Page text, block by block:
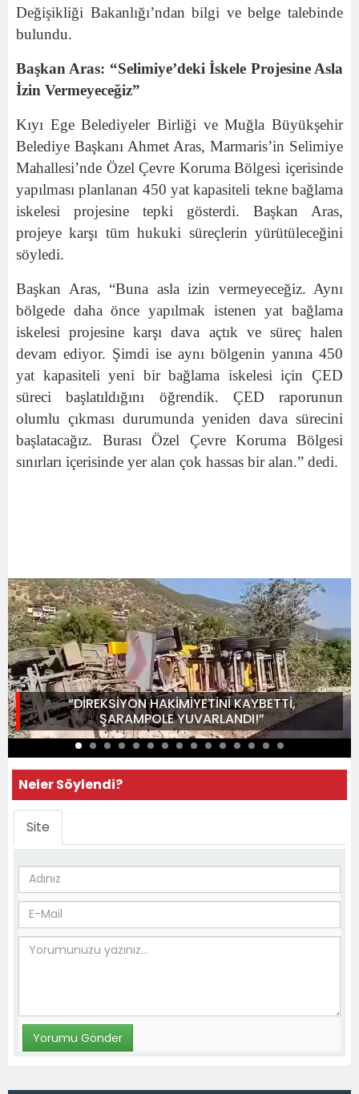
Değişikliği Bakanlığı’ndan bilgi ve belge talebinde
bulundu.
Başkan Aras: “Selimiye’deki İskele Projesine Asla
İzin Vermeyeceğiz”
Kıyı Ege Belediyeler Birliği ve Muğla Büyükşehir
Belediye Başkanı Ahmet Aras, Marmaris’in Selimiye
Mahallesi’nde Özel Çevre Koruma Bölgesi içerisinde
yapılması planlanan 450 yat kapasiteli tekne bağlama
iskelesi projesine tepki gösterdi. Başkan Aras,
projeye karşı tüm hukuki süreçlerin yürütüleceğini
söyledi.
Başkan Aras, “Buna asla izin vermeyeceğiz. Aynı
bölgede daha önce yapılmak istenen yat bağlama
iskelesi projesine karşı dava açtık ve süreç halen
devam ediyor. Şimdi ise aynı bölgenin yanına 450
yat kapasiteli yeni bir bağlama iskelesi için ÇED
süreci başlatıldığını öğrendik. ÇED raporunun
olumlu çıkması durumunda yeniden dava sürecini
başlatacağız. Burası Özel Çevre Koruma Bölgesi
sınırları içerisinde yer alan çok hassas bir alan.” dedi.
“DİREKSİYON HAKİMİYETİNİ KAYBETTİ,
ŞARAMPOLE YUVARLANDI!”
Neler Söylendi?
Site